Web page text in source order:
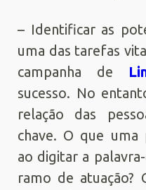
– Identificar as
uma das tarefas
campanha de
sucesso. No
relação das
chave. O que uma
ao digitar a
ramo de atuação?